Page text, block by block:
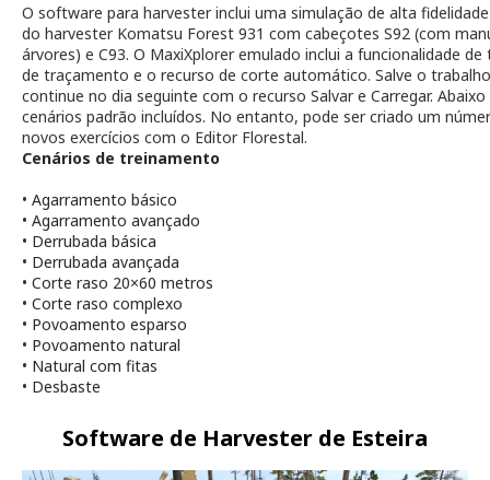
O software para harvester inclui uma simulação de alta fidelidade
do harvester Komatsu Forest 931 com cabeçotes S92 (com
árvores) e C93. O MaxiXplorer emulado inclui a funcionalidade de
de traçamento e o recurso de corte automático. Salve o
continue no dia seguinte com o recurso Salvar e Carregar.
cenários padrão incluídos. No entanto, pode ser criado um
novos exercícios com o Editor Florestal.
Cenários de treinamento
• Agarramento básico
• Agarramento avançado
• Derrubada básica
• Derrubada avançada
• Corte raso 20×60 metros
• Corte raso complexo
• Povoamento esparso
• Povoamento natural
• Natural com fitas
• Desbaste
Software de Harvester de Esteira